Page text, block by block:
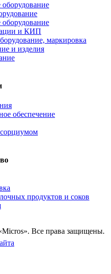
и КИП
маркировка
и изделия
обеспечение
продуктов и соков
Все права защищены.